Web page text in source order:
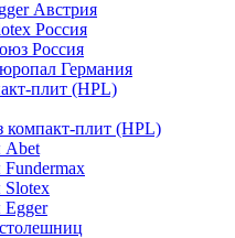
Австрия
Россия
Россия
Германия
плит (HPL)
плит (HPL)
Abet